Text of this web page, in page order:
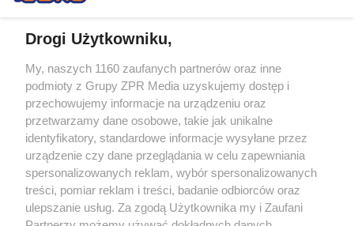
Żaden utwór zamieszczony w serwisie nie może być powielany i
rozpowszechniany lub dalej rozpowszechniany w jakikolwiek sposób (w
tym także elektroniczny lub mechaniczny) na jakimkolwiek polu
eksploatacji w jakiejkolwiek formie, włącznie z umieszczaniem w
Internecie bez pisemnej zgody właściciela praw. Jakiekolwiek użycie lub
wykorzystanie utworów w całości lub w części z naruszeniem prawa,
tzn. bez właściwej zgody, jest zabronione pod groźbą kary i może być
ścigane prawnie.
Drogi Użytkowniku,
My, naszych 1160 zaufanych partnerów oraz inne
podmioty z Grupy ZPR Media uzyskujemy dostęp i
przechowujemy informacje na urządzeniu oraz
przetwarzamy dane osobowe, takie jak unikalne
identyfikatory, standardowe informacje wysyłane przez
urządzenie czy dane przeglądania w celu zapewniania
spersonalizowanych reklam, wybór spersonalizowanych
treści, pomiar reklam i treści, badanie odbiorców oraz
ulepszanie usług. Za zgodą Użytkownika my i Zaufani